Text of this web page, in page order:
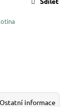
Ostatní informace